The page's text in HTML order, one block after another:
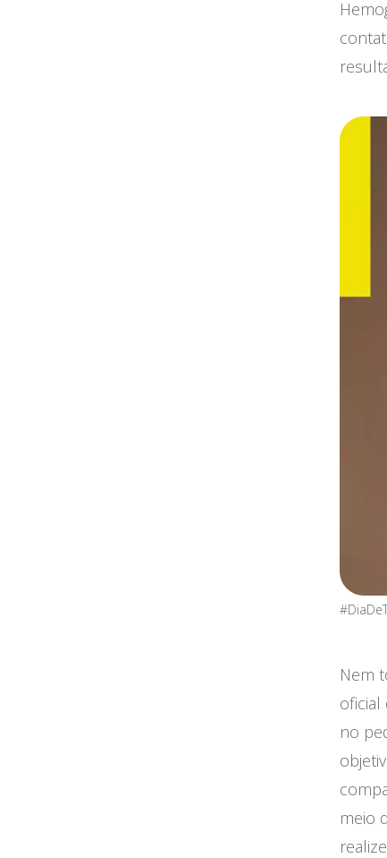
Nem
oficial
no
meio